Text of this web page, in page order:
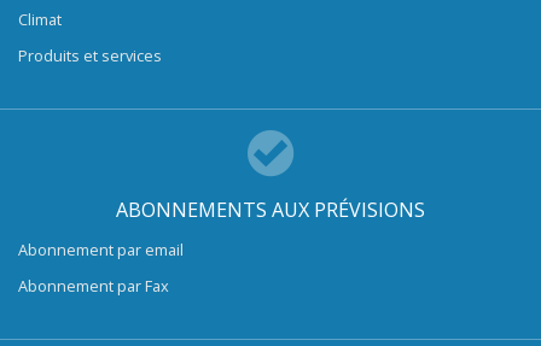
Climat
Produits et services
ABONNEMENTS AUX PRÉVISIONS
Abonnement par email
Abonnement par Fax